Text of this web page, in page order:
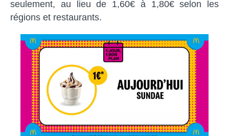
seulement, au lieu de 1,60€ à 1,80€ selon les
régions et restaurants.